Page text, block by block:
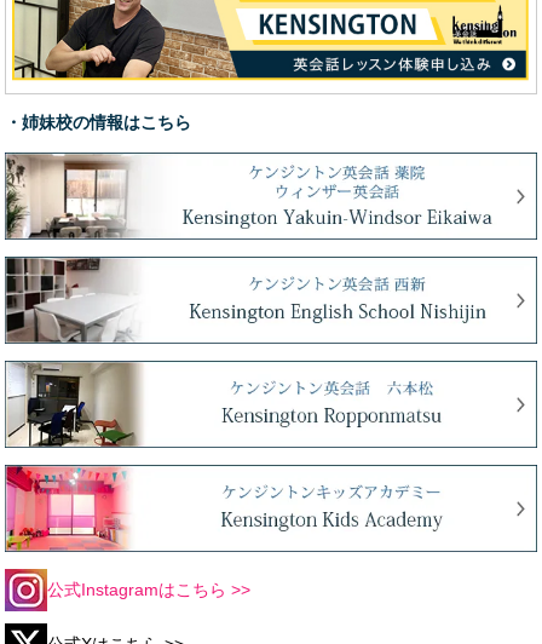
・姉妹校の情報はこちら
公式Instagramはこちら >>